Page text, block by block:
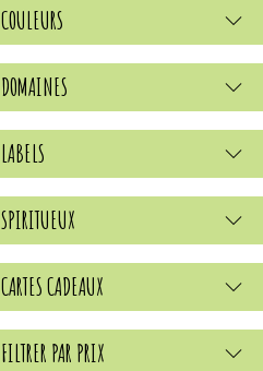
COULEURS
DOMAINES
LABELS
SPIRITUEUX
CARTES CADEAUX
FILTRER PAR PRIX